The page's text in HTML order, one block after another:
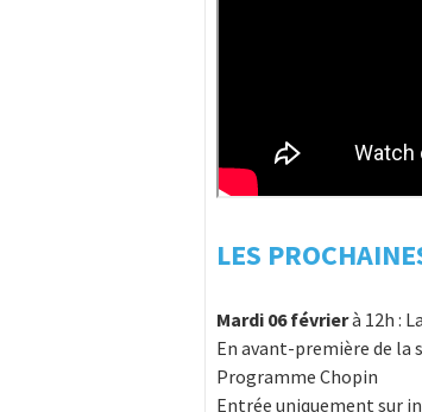
LES
Mardi 06 févrierà 12h :
En avant-première de la
Programme Chopin
Entrée uniquement sur